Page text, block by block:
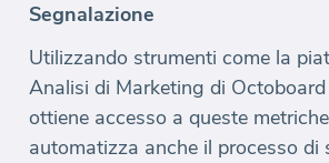
Segnalazione
Utilizzando strumenti come la
Analisi di Marketing di
ottiene accesso a queste
automatizza anche il processo di